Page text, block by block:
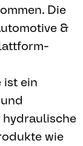
Die
&
ist ein
wie